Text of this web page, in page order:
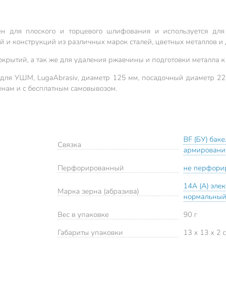
для плоского и торцевого шлифования и используется
конструкций из различных марок сталей, цветных металлов
а так же для удаления ржавчины и подготовки металла к
УШМ, LugaAbrasiv, диаметр 125 мм, посадочный диаметр
и с бесплатным самовывозом.
Связка
BF (БУ)
Перфорированный
не
Марка зерна (абразива)
14А (A)
нормальный
Вес в упаковке
90 г
Габариты упаковки
13 x 13 x 2